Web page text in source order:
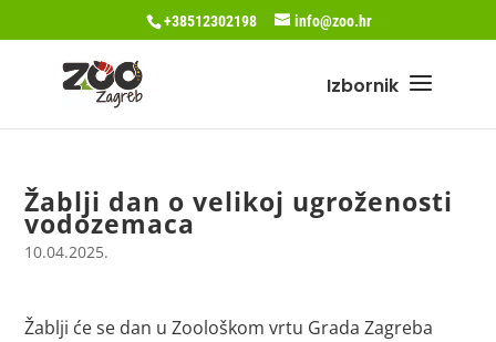
+38512302198 info@zoo.hr
Žablji dan o velikoj ugroženosti
vodozemaca
10.04.2025.
Žablji će se dan u Zoološkom vrtu Grada Zagreba